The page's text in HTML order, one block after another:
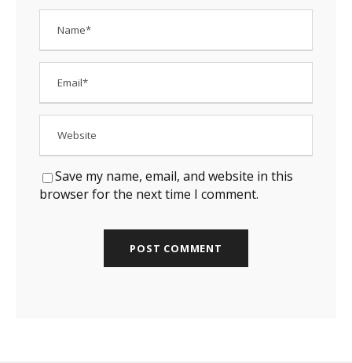
Save my name, email, and website in this
browser for the next time I comment.